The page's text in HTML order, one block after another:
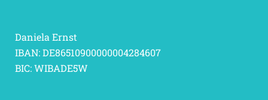
Daniela Ernst
IBAN: DE86510900000004284607
BIC: WIBADE5W